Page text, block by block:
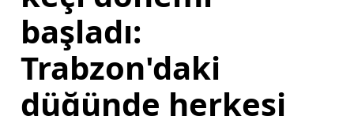
başladı:
Trabzon'daki
düğünde herkesi